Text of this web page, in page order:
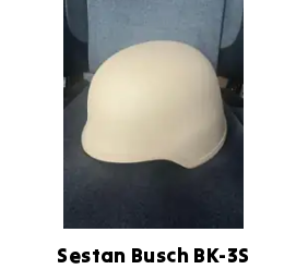
Sestan Busch BK-3S